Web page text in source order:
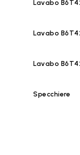
Lavabo
Lavabo
Lavabo
Specchiere